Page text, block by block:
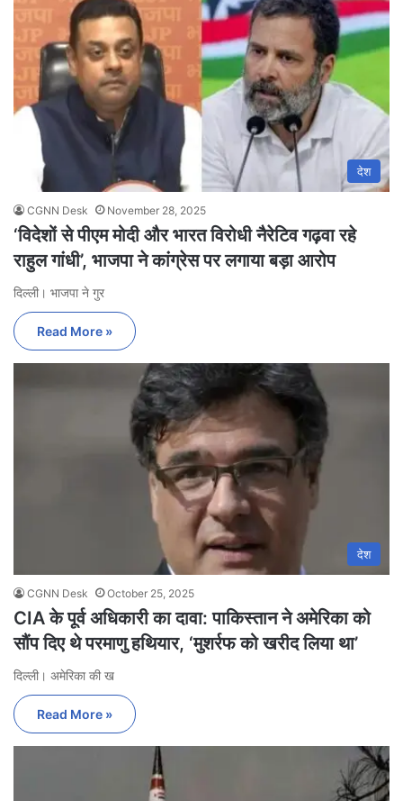
देश
CGNN Desk November 28, 2025
‘विदेशों से पीएम मोदी और भारत विरोधी नैरेटिव गढ़वा रहे
राहुल गांधी’, भाजपा ने कांग्रेस पर लगाया बड़ा आरोप
दिल्ली। भाजपा ने गुर
Read More »
देश
CGNN Desk October 25, 2025
CIA के पूर्व अधिकारी का दावा: पाकिस्तान ने अमेरिका को
सौंप दिए थे परमाणु हथियार, ‘मुशर्रफ को खरीद लिया था’
दिल्ली। अमेरिका की ख
Read More »